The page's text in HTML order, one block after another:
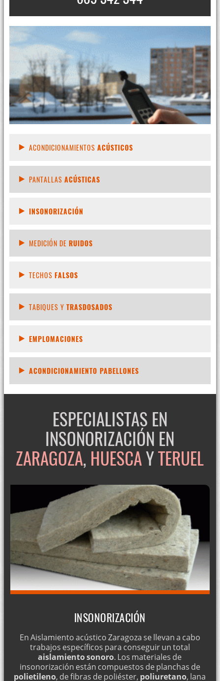
ACONDICIONAMIENTOS ACÚSTICOS
PANTALLAS ACÚSTICAS
INSONORIZACIÓN
MEDICIÓN DE RUIDOS
TECHOS FALSOS
TABIQUES Y TRASDOSADOS
EMPLOMACIONES
ACONDICIONAMIENTO PABELLONES
ESPECIALISTAS EN
INSONORIZACIÓN EN
ZARAGOZA, HUESCAYTERUEL
INSONORIZACIÓN
En Aislamiento acústico Zaragoza se llevan a cabo
trabajos específicos para conseguir un total
aislamiento sonoro. Los materiales de
insonorización están compuestos de planchas de
polietileno, de fibras de poliéster, poliuretano, lana